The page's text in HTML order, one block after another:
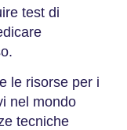
test di
le risorse per i
nel mondo
tecniche